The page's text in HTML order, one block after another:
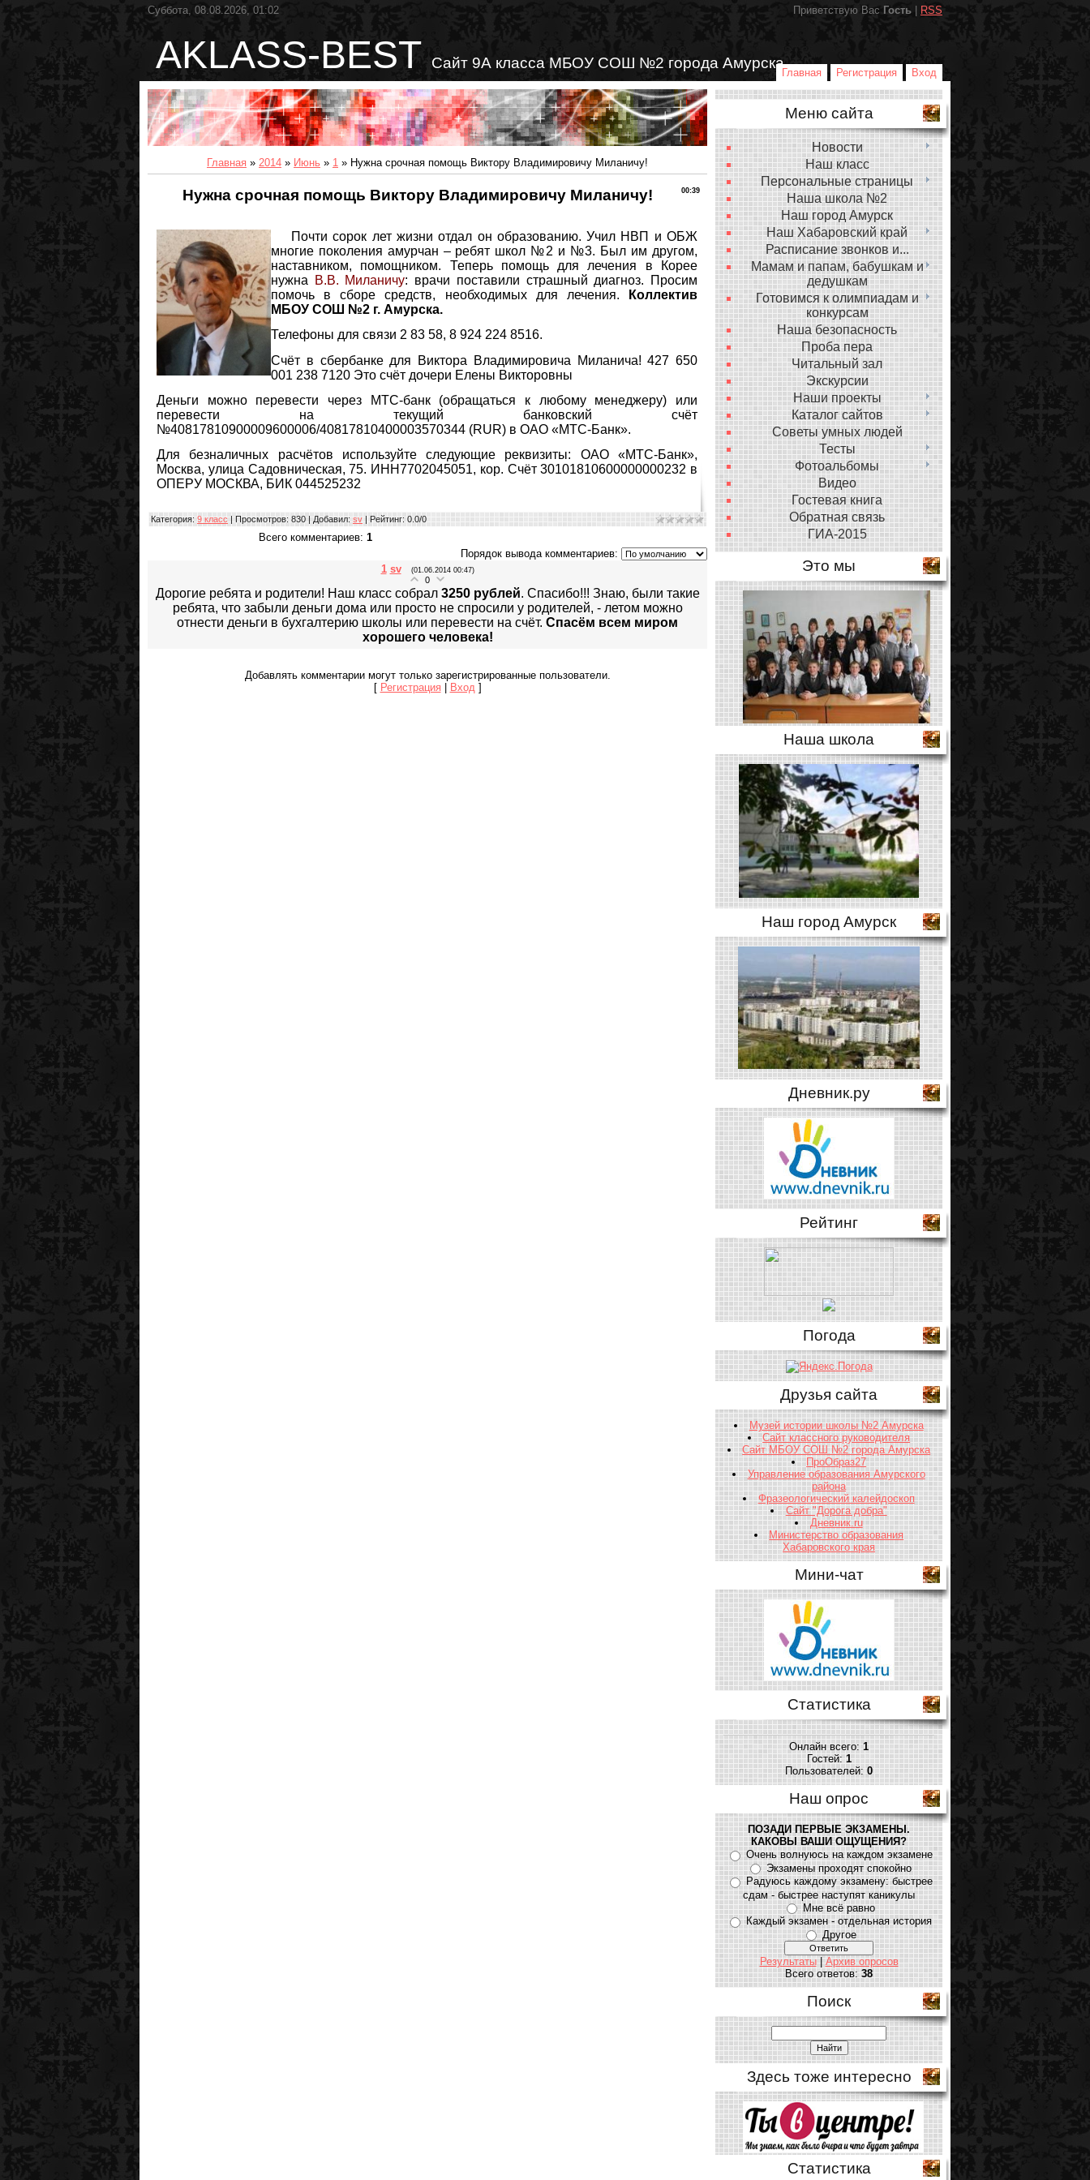
Суббота, 08.08.2026, 01:02 Приветствую Вас Гость RSS
AKLASS-BEST Сайт 9А класса МБОУ СОШ №2 города Амурска
Главная Регистрация Вход
Главная » 2014 » Июнь » 1 » Нужна срочная помощь Виктору Владимировичу Миланичу!
00:39
Нужна срочная помощь Виктору Владимировичу Миланичу!
Почти сорок лет жизни отдал он образованию. Учил НВП и ОБЖ
многие поколения амурчан – ребят школ №2 и №3. Был им другом,
наставником, помощником. Теперь помощь для лечения в Корее
нужна
В.В. Миланичу: врачи поставили страшный диагноз. Просим
помочь в сборе средств, необходимых для лечения. Коллектив
МБОУ СОШ №2 г. Амурска.
Телефоны для связи 2 83 58, 8 924 224 8516.
Счёт в сбербанке для Виктора Владимировича Миланича! 427 650
001 238 7120 Это счёт дочери Елены Викторовны
Деньги можно перевести через МТС-банк (обращаться к любому менеджеру) или
перевести на текущий банковский счёт
№40817810900009600006/40817810400003570344 (RUR) в ОАО «МТС-Банк».
Для безналичных расчётов используйте следующие реквизиты: ОАО «МТС-Банк»,
Москва, улица Садовническая, 75. ИНН7702045051, кор. Счёт 30101810600000000232 в
ОПЕРУ МОСКВА, БИК 044525232
Категория: 9 класс | Просмотров: 830 | Добавил: sv | Рейтинг: 0.0/0
Всего комментариев: 1
Порядок вывода комментариев:
1 sv (01.06.2014 00:47)
0
Дорогие ребята и родители! Наш класс собрал 3250 рублей. Спасибо!!! Знаю, были такие
ребята, что забыли деньги дома или просто не спросили у родителей, - летом можно
отнести деньги в бухгалтерию школы или перевести на счёт. Спасём всем миром
хорошего человека!
Добавлять комментарии могут только зарегистрированные пользователи.
[ Регистрация Вход ]
Меню сайта
Новости
Наш класс
Персональные страницы
Наша школа №2
Наш город Амурск
Наш Хабаровский край
Расписание звонков и...
Мамам и папам, бабушкам и
дедушкам
Готовимся к олимпиадам и
конкурсам
Наша безопасность
Проба пера
Читальный зал
Экскурсии
Наши проекты
Каталог сайтов
Советы умных людей
Тесты
Фотоальбомы
Видео
Гостевая книга
Обратная связь
ГИА-2015
Это мы
Наша школа
Наш город Амурск
Дневник.ру
Рейтинг
Погода
Друзья сайта
Музей истории школы №2 Амурска
Сайт классного руководителя
Сайт МБОУ СОШ №2 города Амурска
ПроОбраз27
Управление образования Амурского
района
Фразеологический калейдоскоп
Сайт "Дорога добра"
Дневник.ru
Министерство образования
Хабаровского края
Мини-чат
Статистика
Онлайн всего:1
Гостей:1
Пользователей:0
Наш опрос
ПОЗАДИ ПЕРВЫЕ ЭКЗАМЕНЫ.
КАКОВЫ ВАШИ ОЩУЩЕНИЯ?
Очень волнуюсь на каждом экзамене
Экзамены проходят спокойно
Радуюсь каждому экзамену: быстрее
сдам - быстрее наступят каникулы
Мне всё равно
Каждый экзамен - отдельная история
Другое
Результаты|Архив опросов
Всего ответов:38
Поиск
Здесь тоже интересно
Статистика